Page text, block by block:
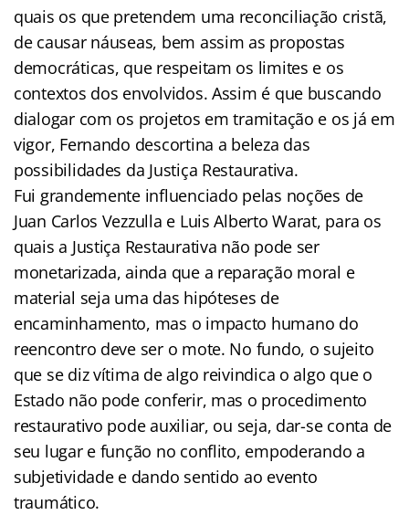
quais os que pretendem uma reconciliação cristã,
de causar náuseas, bem assim as propostas
democráticas, que respeitam os limites e os
contextos dos envolvidos. Assim é que buscando
dialogar com os projetos em tramitação e os já em
vigor, Fernando descortina a beleza das
possibilidades da Justiça Restaurativa.
Fui grandemente influenciado pelas noções de
Juan Carlos Vezzulla e Luis Alberto Warat, para os
quais a Justiça Restaurativa não pode ser
monetarizada, ainda que a reparação moral e
material seja uma das hipóteses de
encaminhamento, mas o impacto humano do
reencontro deve ser o mote. No fundo, o sujeito
que se diz vítima de algo reivindica o algo que o
Estado não pode conferir, mas o procedimento
restaurativo pode auxiliar, ou seja, dar-se conta de
seu lugar e função no conflito, empoderando a
subjetividade e dando sentido ao evento
traumático.